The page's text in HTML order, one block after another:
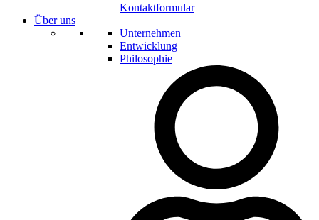
Kontaktformular
Über uns
Unternehmen
Entwicklung
Philosophie